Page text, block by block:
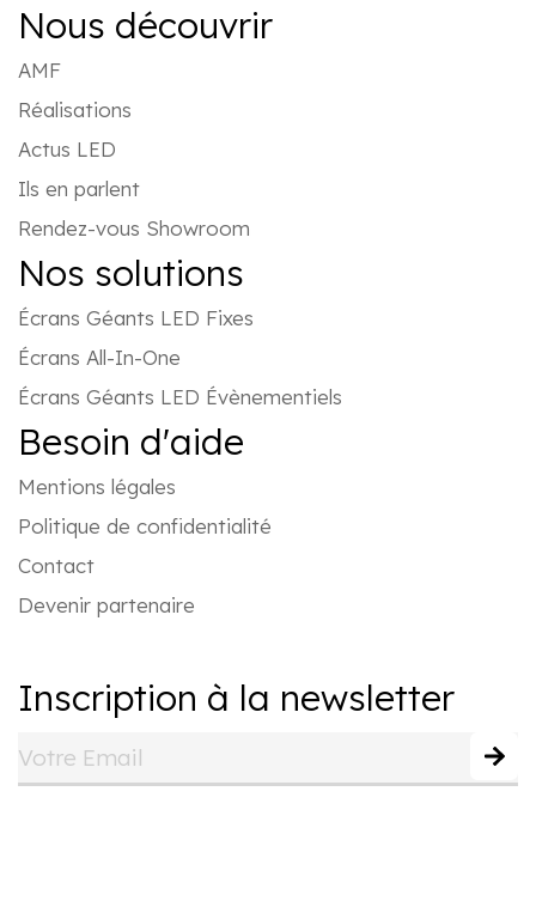
Nous découvrir
AMF
Réalisations
Actus LED
Ils en parlent
Rendez-vous Showroom
Nos solutions
Écrans Géants LED Fixes
Écrans All-In-One
Écrans Géants LED Évènementiels
Besoin d'aide
Mentions légales
Politique de confidentialité
Contact
Devenir partenaire
Inscription à la newsletter